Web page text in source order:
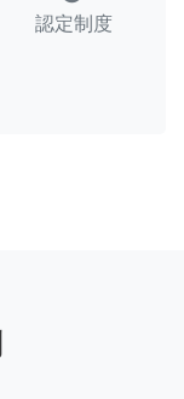
認定制度